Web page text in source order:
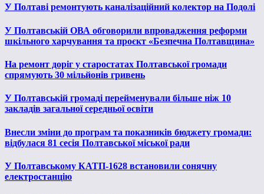
У Полтаві ремонтують каналізаційний колектор на Подолі
У Полтавській ОВА обговорили впровадження реформи
шкільного харчування та проєкт «Безпечна Полтавщина»
На ремонт доріг у старостатах Полтавської громади
спрямують 30 мільйонів гривень
У Полтавській громаді перейменували більше ніж 10
закладів загальної середньої освіти
Внесли зміни до програм та показників бюджету громади:
відбулася 81 сесія Полтавської міської ради
У Полтавському КАТП-1628 встановили сонячну
електростанцію